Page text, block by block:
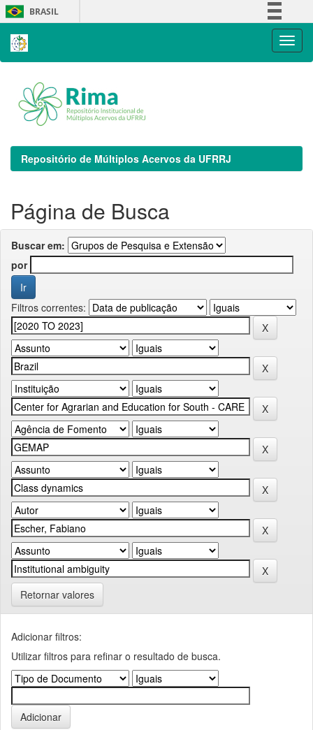
Skip
navigation
BRASIL
Repositório de Múltiplos Acervos da UFRRJ
Página de Busca
Buscar em:
por
Filtros correntes:
Retornar valores
Adicionar filtros:
Utilizar filtros para refinar o resultado de busca.